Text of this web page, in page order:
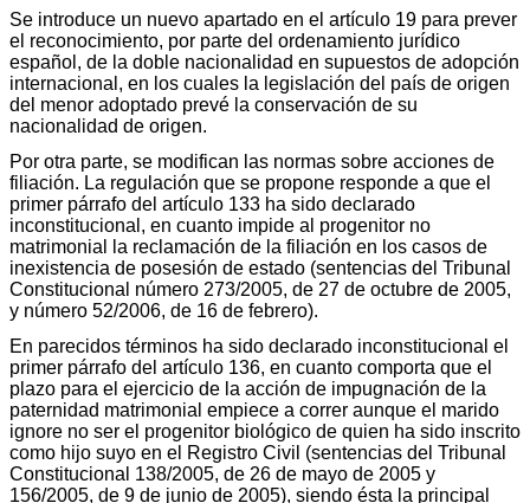
Se introduce un nuevo apartado en el artículo 19 para prever
el reconocimiento, por parte del ordenamiento jurídico
español, de la doble nacionalidad en supuestos de adopción
internacional, en los cuales la legislación del país de origen
del menor adoptado prevé la conservación de su
nacionalidad de origen.
Por otra parte, se modifican las normas sobre acciones de
filiación. La regulación que se propone responde a que el
primer párrafo del artículo 133 ha sido declarado
inconstitucional, en cuanto impide al progenitor no
matrimonial la reclamación de la filiación en los casos de
inexistencia de posesión de estado (sentencias del Tribunal
Constitucional número 273/2005, de 27 de octubre de 2005,
y número 52/2006, de 16 de febrero).
En parecidos términos ha sido declarado inconstitucional el
primer párrafo del artículo 136, en cuanto comporta que el
plazo para el ejercicio de la acción de impugnación de la
paternidad matrimonial empiece a correr aunque el marido
ignore no ser el progenitor biológico de quien ha sido inscrito
como hijo suyo en el Registro Civil (sentencias del Tribunal
Constitucional 138/2005, de 26 de mayo de 2005 y
156/2005, de 9 de junio de 2005), siendo ésta la principal